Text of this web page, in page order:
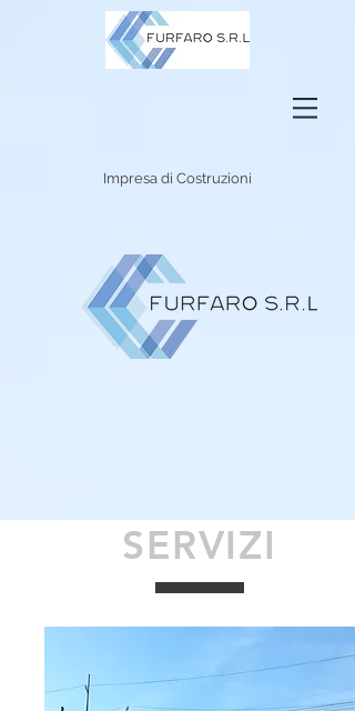
Impresa di Costruzioni
SERVIZI